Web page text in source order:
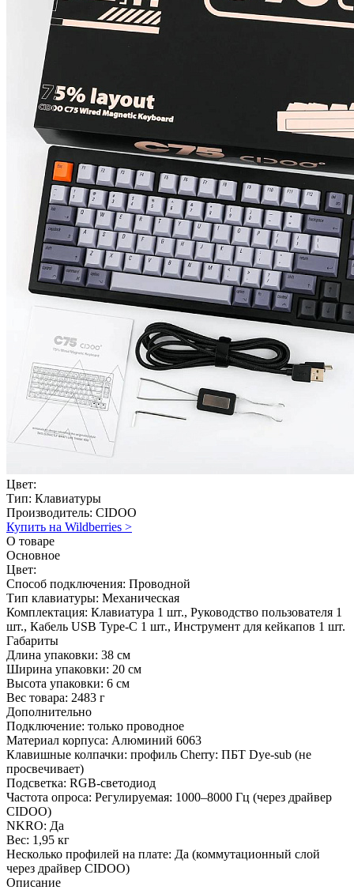
Цвет:
Тип: Клавиатуры
Производитель: CIDOO
Купить на Wildberries >
О товаре
Основное
Цвет:
Способ подключения: Проводной
Тип клавиатуры: Механическая
Комплектация: Клавиатура 1 шт., Руководство пользователя 1
шт., Кабель USB Type-C 1 шт., Инструмент для кейкапов 1 шт.
Габариты
Длина упаковки: 38 см
Ширина упаковки: 20 см
Высота упаковки: 6 см
Вес товара: 2483 г
Дополнительно
Подключение: только проводное
Материал корпуса: Алюминий 6063
Клавишные колпачки: профиль Cherry: ПБТ Dye-sub (не
просвечивает)
Подсветка: RGB-светодиод
Частота опроса: Регулируемая: 1000–8000 Гц (через драйвер
CIDOO)
NKRO: Да
Вес: 1,95 кг
Несколько профилей на плате: Да (коммутационный слой
через драйвер CIDOO)
Описание